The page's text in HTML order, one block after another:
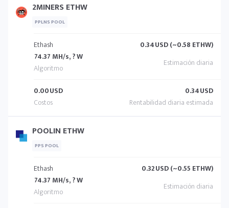
2MINERS ETHW
PPLNS POOL
Ethash
74.37 MH/s, ? W
0.34USD (~0.58 ETHW)
0.00USD 0.34USD
POOLIN ETHW
PPS POOL
Ethash
74.37 MH/s, ? W
0.32USD (~0.55 ETHW)